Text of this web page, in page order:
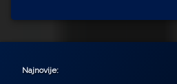
Najnovije: